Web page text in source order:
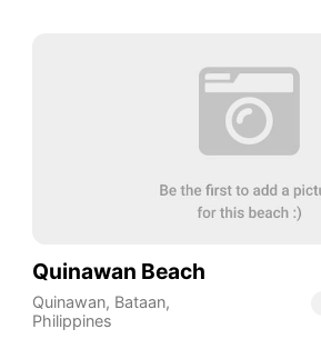
Quinawan Beach
Quinawan, Bataan,
Philippines